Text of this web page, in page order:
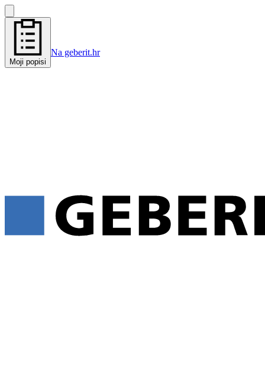
Moji popisi
Na geberit.hr